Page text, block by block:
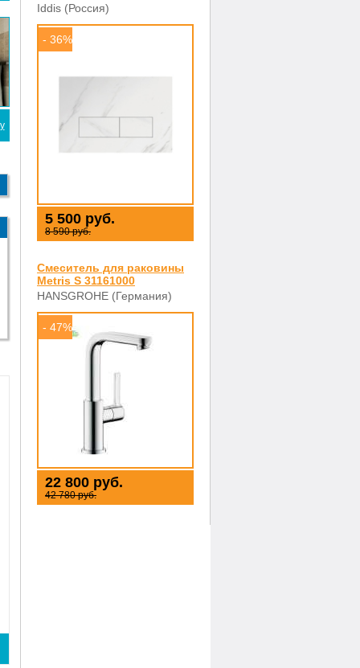
Iddis (Россия)
- 36%
5 500 руб.
8 590 руб.
Смеситель для раковины
Metris S 31161000
HANSGROHE (Германия)
- 47%
22 800 руб.
42 780 руб.